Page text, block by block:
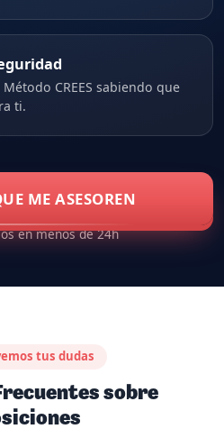
CREES sabiendo que
ti.
ME ASESOREN
en menos de 24h
tus dudas
sobre